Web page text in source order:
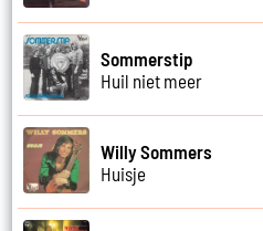
Sommerstip
Huil niet meer
Willy Sommers
Huisje